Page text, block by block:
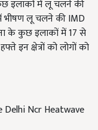
इलाकों में लू चलने की
भीषण लू चलने की IMD
के कुछ इलाकों में 17 से
इन क्षेत्रों को लोगों को
Delhi Ncr Heatwave